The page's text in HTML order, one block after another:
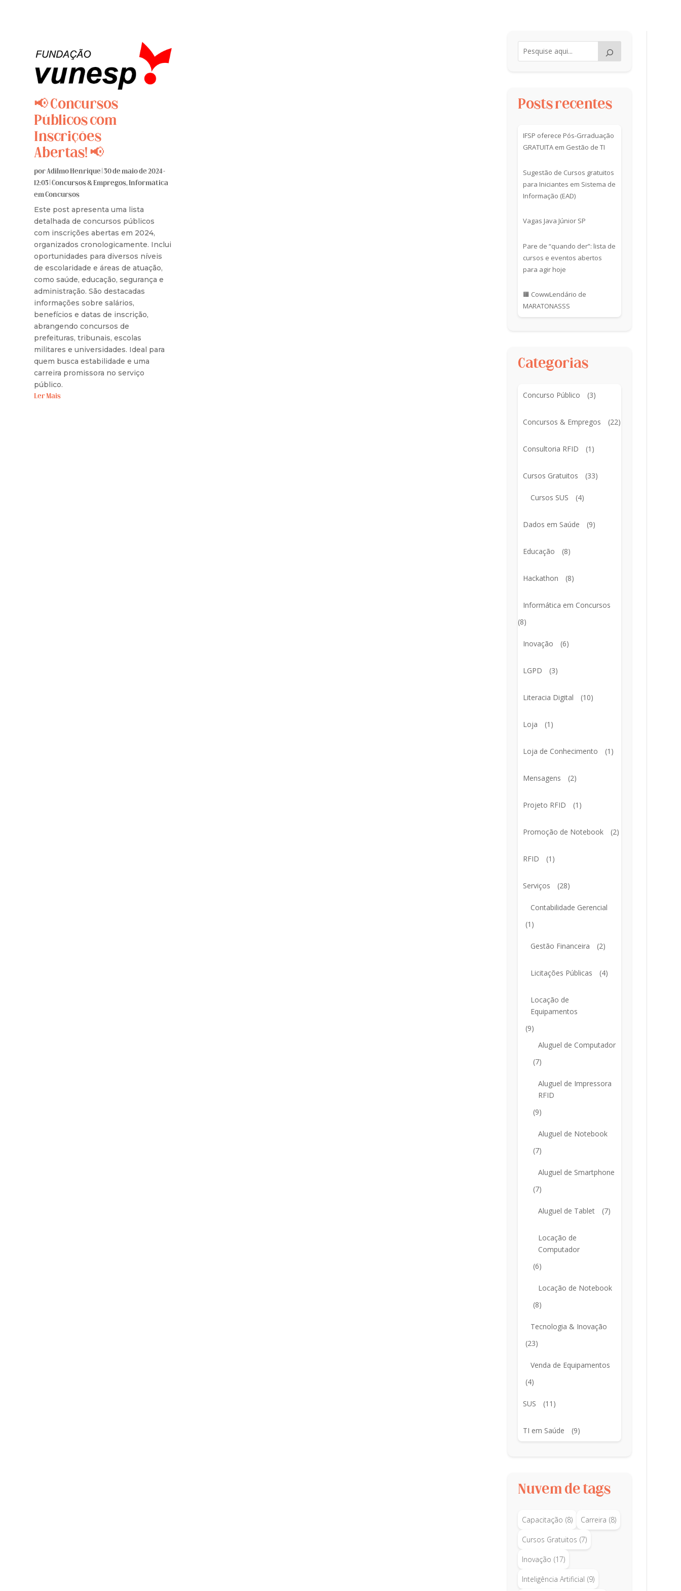
📢 Concursos
Públicos com
Inscrições
Abertas! 📢
porAdilmo Henrique|30 de maio de 2024 -
12:03|Concursos & Empregos,Informática
em Concursos
Este post apresenta uma lista
detalhada de concursos públicos
com inscrições abertas em 2024,
organizados cronologicamente. Inclui
oportunidades para diversos níveis
de escolaridade e áreas de atuação,
como saúde, educação, segurança e
administração. São destacadas
informações sobre salários,
benefícios e datas de inscrição,
abrangendo concursos de
prefeituras, tribunais, escolas
militares e universidades. Ideal para
quem busca estabilidade e uma
carreira promissora no serviço
público.
Ler Mais
Posts recentes
IFSP oferece Pós-Grraduação
GRATUITA em Gestão de TI
Sugestão de Cursos gratuitos
para Iniciantes em Sistema de
Informação (EAD)
Vagas Java Júnior SP
Pare de “quando der”: lista de
cursos e eventos abertos
para agir hoje
🟧 CowwLendário de
MARATONASSS
Categorias
Concurso Público (3)
Concursos & Empregos (22)
Consultoria RFID (1)
Cursos Gratuitos (33)
Cursos SUS (4)
Dados em Saúde (9)
Educação (8)
Hackathon (8)
Informática em Concursos
(8)
Inovação (6)
LGPD (3)
Literacia Digital (10)
Loja (1)
Loja de Conhecimento (1)
Mensagens (2)
Projeto RFID (1)
Promoção de Notebook (2)
RFID (1)
Serviços (28)
Contabilidade Gerencial
(1)
Gestão Financeira (2)
Licitações Públicas (4)
Locação de
Equipamentos
(9)
Aluguel de Computador
(7)
Aluguel de Impressora
RFID
(9)
Aluguel de Notebook
(7)
Aluguel de Smartphone
(7)
Aluguel de Tablet (7)
Locação de
Computador
(6)
Locação de Notebook
(8)
Tecnologia & Inovação
(23)
Venda de Equipamentos
(4)
SUS (11)
TI em Saúde (9)
Nuvem de tags
Capacitação (8) Carreira (8)
Cursos Gratuitos (7)
Inovação (17)
Inteligência Artificial (9)